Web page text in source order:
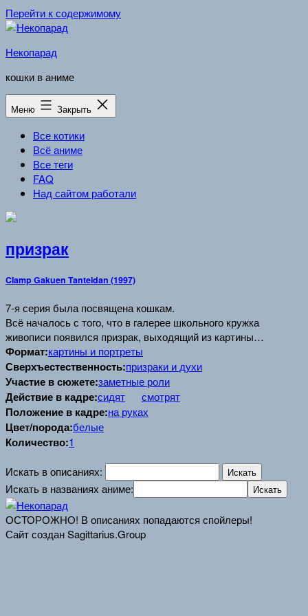
Перейти к содержимому
Некопарад
кошки в аниме
Меню Закрыть
Все котики
Всё аниме
Все теги
FAQ
Над сайтом работали
призрак
Clamp Gakuen Tanteidan (1997)
7-я серия была посвящена кошкам.
Всё началось с того, что в галерее школьного кружка
живописи появился призрак, выходящий из картины…
Формат:картины и портреты
Сверхъестественность:призраки и духи
Участие в сюжете:заметные роли
Действие в кадре:сидят смотрят
Положение в кадре:на руках
Цвет/порода:белые
Количество:1
Искать в описаниях:
Искать в названиях аниме:
ОСТОРОЖНО! В описаниях попадаются спойлеры!
Сайт создан Sagittarius.Group